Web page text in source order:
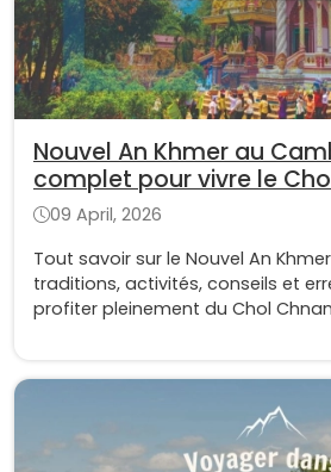
Nouvel An Khmer au
complet pour vivre le
Thmay
09 April, 2026
Tout savoir sur le Nouvel An
traditions, activités, conseils et
profiter pleinement du Chol